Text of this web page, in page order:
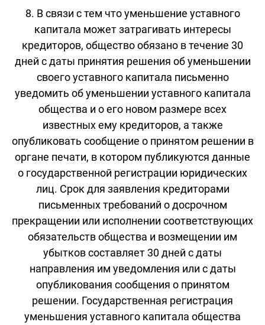
8. В связи с тем что уменьшение уставного
капитала может затрагивать интересы
кредиторов, общество обязано в течение 30
дней с даты принятия решения об уменьшении
своего уставного капитала письменно
уведомить об уменьшении уставного капитала
общества и о его новом размере всех
известных ему кредиторов, а также
опубликовать сообщение о принятом решении в
органе печати, в котором публикуются данные
о государственной регистрации юридических
лиц. Срок для заявления кредиторами
письменных требований о досрочном
прекращении или исполнении соответствующих
обязательств общества и возмещении им
убытков составляет 30 дней с даты
направления им уведомления или с даты
опубликования сообщения о принятом
решении. Государственная регистрация
уменьшения уставного капитала общества